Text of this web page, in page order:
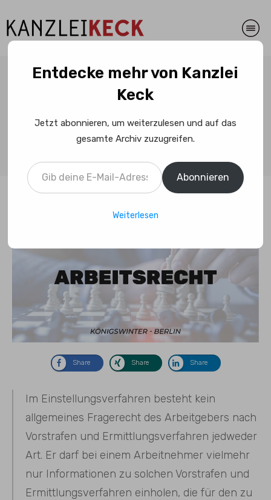
Arbeitgeber darf nicht
allgemein nach Vorstrafen
und Ermittlungsverfahren
fragen
Share Share Share
Im Einstellungsverfahren besteht kein
allgemeines Fragerecht des Arbeitgebers nach
Vorstrafen und Ermittlungsverfahren jedweder
Art. Er darf bei einem Arbeitnehmer vielmehr
nur Informationen zu solchen Vorstrafen und
Ermittlungsverfahren einholen, die für den zu
Entdecke mehr von Kanzlei
Keck
Jetzt abonnieren, um weiterzulesen und auf das
gesamte Archiv zuzugreifen.
Gib deine E-Mail-Adresse ein ...
Abonnieren
Weiterlesen